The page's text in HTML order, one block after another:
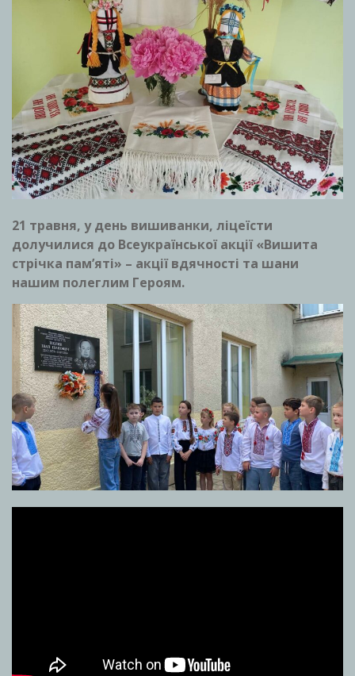
21 травня, у день вишиванки, ліцеїсти
долучилися до Всеукраїнської акції «Вишита
стрічка пам’яті» – акції вдячності та шани
нашим полеглим Героям.